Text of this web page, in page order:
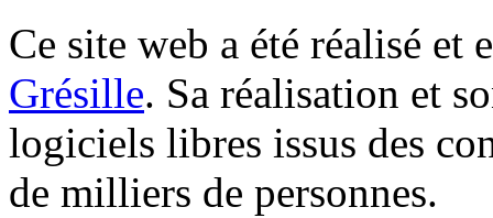
Ce site web a été réalisé et
Grésille. Sa réalisation et
logiciels libres issus des
de milliers de personnes.